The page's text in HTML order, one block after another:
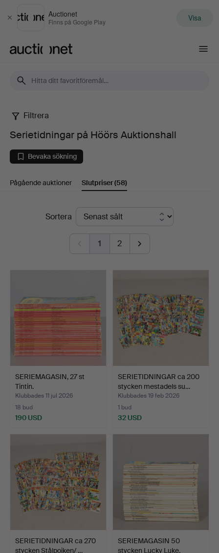
Stäng
Auctionet
Finns på Google Play Visa
Serietidningar
på
Höörs
Auktionshall
Filtrera
Serietidningar på Höörs Auktionshall
Bevaka sökning
Pågående auktioner Slutpriser(58)
SlutpriserSortera
1 2
SERIEMAGASIN, 27 st
Tintin.
Klubbades 11 jul 2026
18 bud
190 USD
SERIETIDNINGAR ca 200
stycken mestadels su…
Klubbades 19 feb 2026
1 bud
32 USD
SERIETIDNINGAR ca 270
stycken Stålpojken/ …
SERIEMAGASIN 50
stycken Lucky Luke.